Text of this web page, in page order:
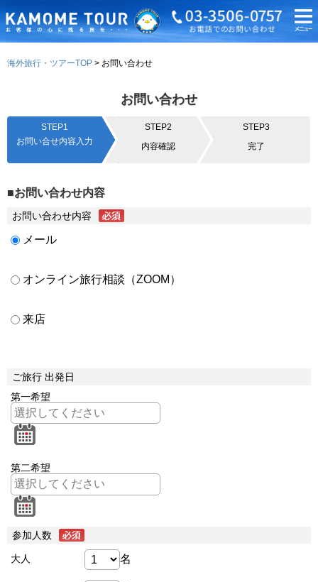
海外旅行・ツアーTOP お問い合わせ
お問い合わせ
STEP1
お問い合せ内容入力
STEP2
内容確認
STEP3
完了
■お問い合わせ内容
お問い合わせ内容
メール
オンライン旅行相談（ZOOM）
来店
ご旅行 出発日
第一希望
第二希望
参加人数
大人 名